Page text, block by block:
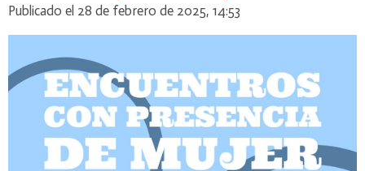
Publicado el 28 de febrero de 2025, 14:53